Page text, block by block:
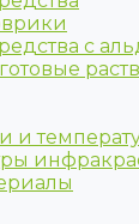
с
и